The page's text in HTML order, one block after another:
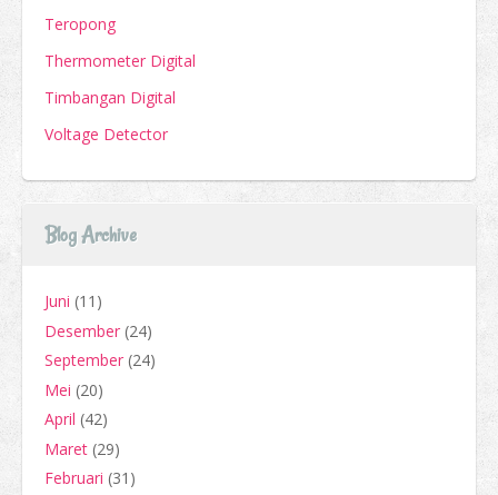
Teropong
Thermometer Digital
Timbangan Digital
Voltage Detector
Blog Archive
Juni (11)
Desember (24)
September (24)
Mei (20)
April (42)
Maret (29)
Februari (31)